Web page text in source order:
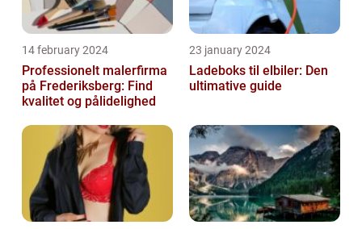
14 february 2024
Professionelt malerfirma
på Frederiksberg: Find
kvalitet og pålidelighed
23 january 2024
Ladeboks til elbiler: Den
ultimative guide